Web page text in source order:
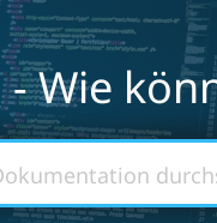
- Wie